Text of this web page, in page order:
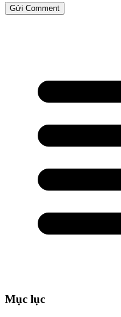
Gửi Comment
Mục lục